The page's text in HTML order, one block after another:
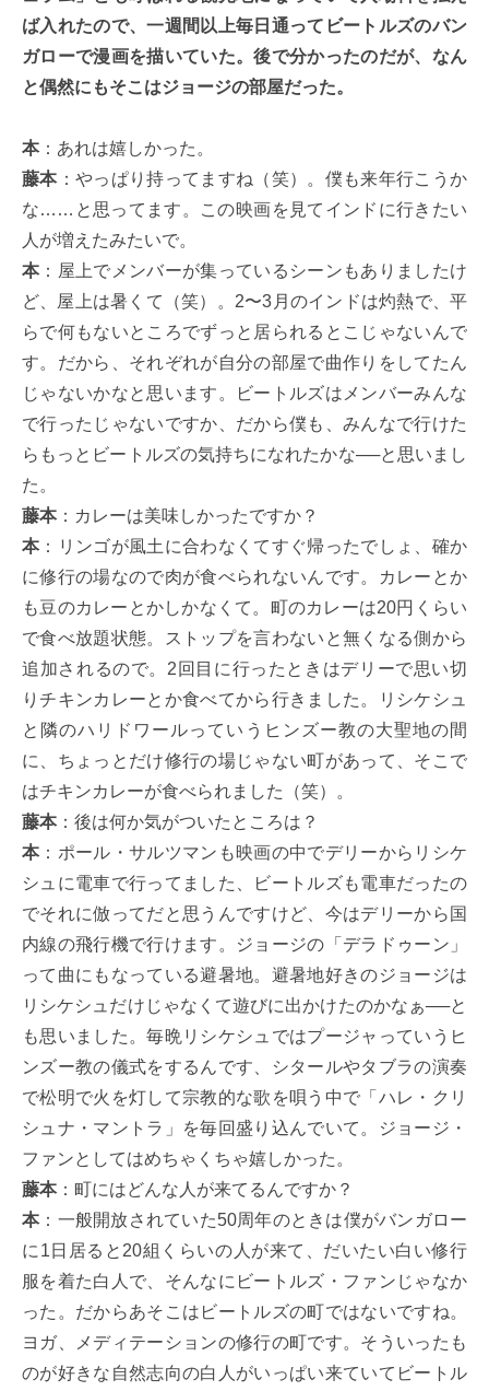
ば入れたので、一週間以上毎日通ってビートルズのバン
ガローで漫画を描いていた。後で分かったのだが、なん
と偶然にもそこはジョージの部屋だった。
本：あれは嬉しかった。
藤本：やっぱり持ってますね（笑）。僕も来年行こうか
な……と思ってます。この映画を見てインドに行きたい
人が増えたみたいで。
本：屋上でメンバーが集っているシーンもありましたけ
ど、屋上は暑くて（笑）。2〜3月のインドは灼熱で、平
らで何もないところでずっと居られるとこじゃないんで
す。だから、それぞれが自分の部屋で曲作りをしてたん
じゃないかなと思います。ビートルズはメンバーみんな
で行ったじゃないですか、だから僕も、みんなで行けた
らもっとビートルズの気持ちになれたかな──と思いまし
た。
藤本：カレーは美味しかったですか？
本：リンゴが風土に合わなくてすぐ帰ったでしょ、確か
に修行の場なので肉が食べられないんです。カレーとか
も豆のカレーとかしかなくて。町のカレーは20円くらい
で食べ放題状態。ストップを言わないと無くなる側から
追加されるので。2回目に行ったときはデリーで思い切
りチキンカレーとか食べてから行きました。リシケシュ
と隣のハリドワールっていうヒンズー教の大聖地の間
に、ちょっとだけ修行の場じゃない町があって、そこで
はチキンカレーが食べられました（笑）。
藤本：後は何か気がついたところは？
本：ポール・サルツマンも映画の中でデリーからリシケ
シュに電車で行ってました、ビートルズも電車だったの
でそれに倣ってだと思うんですけど、今はデリーから国
内線の飛行機で行けます。ジョージの「デラドゥーン」
って曲にもなっている避暑地。避暑地好きのジョージは
リシケシュだけじゃなくて遊びに出かけたのかなぁ──と
も思いました。毎晩リシケシュではプージャっていうヒ
ンズー教の儀式をするんです、シタールやタブラの演奏
で松明で火を灯して宗教的な歌を唄う中で「ハレ・クリ
シュナ・マントラ」を毎回盛り込んでいて。ジョージ・
ファンとしてはめちゃくちゃ嬉しかった。
藤本：町にはどんな人が来てるんですか？
本：一般開放されていた50周年のときは僕がバンガロー
に1日居ると20組くらいの人が来て、だいたい白い修行
服を着た白人で、そんなにビートルズ・ファンじゃなか
った。だからあそこはビートルズの町ではないですね。
ヨガ、メディテーションの修行の町です。そういったも
のが好きな自然志向の白人がいっぱい来ていてビートル